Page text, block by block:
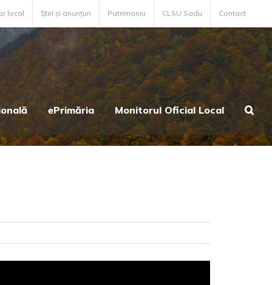
local Știri și anunțuri Patrimoniu CLSU Sadu Contact
ePrimăria Monitorul Oficial Local